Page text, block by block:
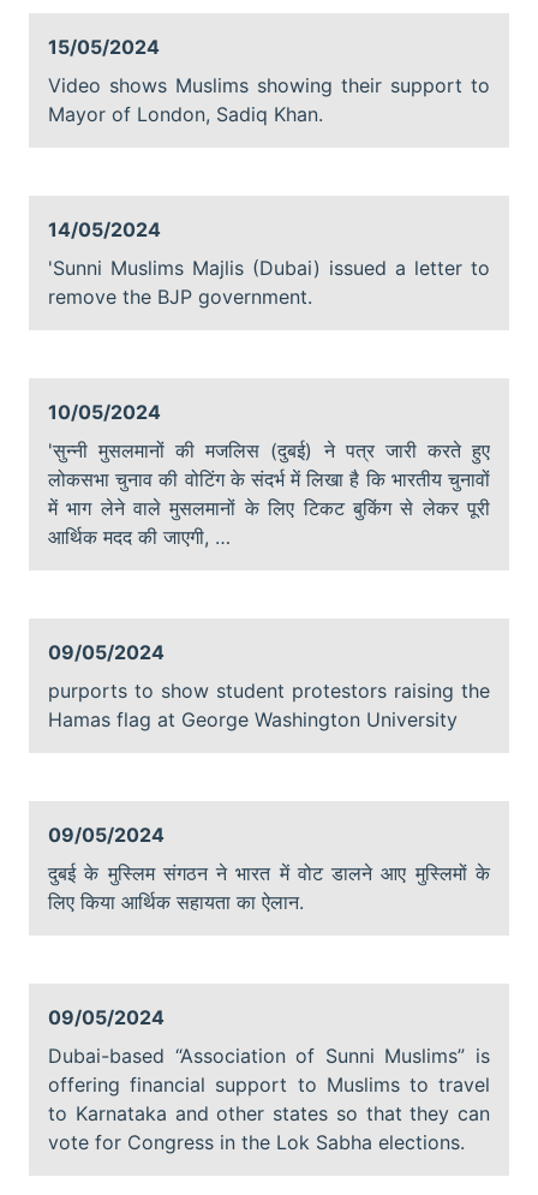
15/05/2024
Video shows Muslims showing their support to
Mayor of London, Sadiq Khan.
14/05/2024
'Sunni Muslims Majlis (Dubai) issued a letter to
remove the BJP government.
10/05/2024
'सुन्नी मुसलमानों की मजलिस (दुबई) ने पत्र जारी करते हुए
लोकसभा चुनाव की वोटिंग के संदर्भ में लिखा है कि भारतीय चुनावों
में भाग लेने वाले मुसलमानों के लिए टिकट बुकिंग से लेकर पूरी
आर्थिक मदद की जाएगी, …
09/05/2024
purports to show student protestors raising the
Hamas flag at George Washington University
09/05/2024
दुबई के मुस्लिम संगठन ने भारत में वोट डालने आए मुस्लिमों के
लिए किया आर्थिक सहायता का ऐलान.
09/05/2024
Dubai-based “Association of Sunni Muslims” is
offering financial support to Muslims to travel
to Karnataka and other states so that they can
vote for Congress in the Lok Sabha elections.